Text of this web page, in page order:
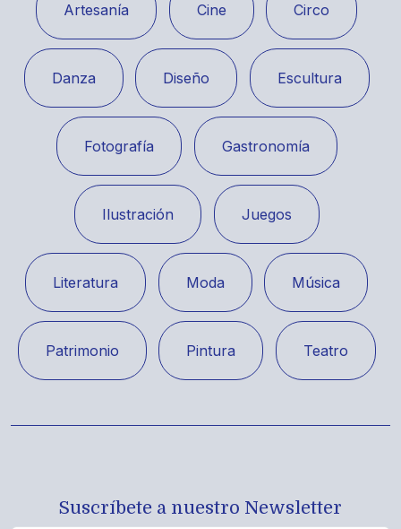
Artesanía Cine Circo
Danza Diseño Escultura
Fotografía Gastronomía
Ilustración Juegos
Literatura Moda Música
Patrimonio Pintura Teatro
Suscríbete a nuestro Newsletter